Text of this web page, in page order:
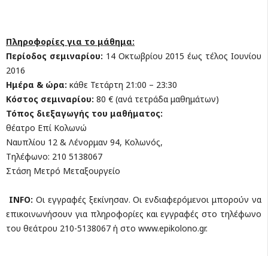
Πληροφορίες για το μάθημα:
Περίοδος σεμιναρίου: 14 Οκτωβρίου 2015 έως τέλος Ιουνίου
2016
Ημέρα & ώρα: κάθε Τετάρτη 21:00 – 23:30
Κόστος σεμιναρίου: 80 € (ανά τετράδα μαθημάτων)
Τόπος διεξαγωγής του μαθήματος:
θέατρο Επί Κολωνώ
Ναυπλίου 12 & Λένορμαν 94, Κολωνός,
Τηλέφωνο: 210 5138067
Στάση Μετρό Μεταξουργείο
INFO: Οι εγγραφές ξεκίνησαν. Οι ενδιαφερόμενοι μπορούν να
επικοινωνήσουν για πληροφορίες και εγγραφές στο τηλέφωνο
του θεάτρου 210-5138067 ή στο www.epikolono.gr.